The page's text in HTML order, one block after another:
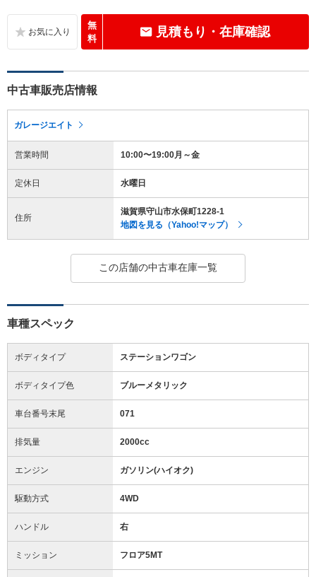
無
料
見積もり・在庫確認
中古車販売店情報
ガレージエイト
営業時間 10:00〜19:00月～金
定休日 水曜日
住所
滋賀県守山市水保町1228-1
地図を見る（Yahoo!マップ）
この店舗の中古車在庫一覧
車種スペック
ボディタイプ ステーションワゴン
ボディタイプ色 ブルーメタリック
車台番号末尾 071
排気量 2000cc
エンジン ガソリン(ハイオク)
駆動方式 4WD
ハンドル 右
ミッション フロア5MT